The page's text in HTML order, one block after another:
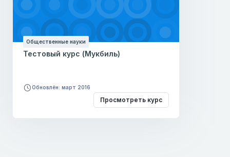
Общественные науки
Тестовый курс (Мукбиль)
Обновлён: март 2016
Просмотреть курс